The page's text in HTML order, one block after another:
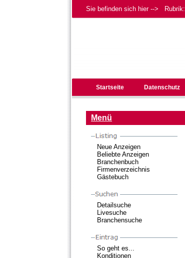
Sie befinden sich hier --> Rubrik:
Startseite Datenschutz
Menü
Neue Anzeigen
Beliebte Anzeigen
Branchenbuch
Firmenverzeichnis
Gästebuch
Detailsuche
Livesuche
Branchensuche
So geht es...
Konditionen